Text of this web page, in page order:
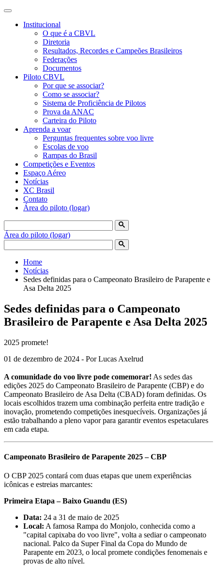
Institucional
O que é a CBVL
Diretoria
Resultados, Recordes e Campeões Brasileiros
Federações
Documentos
Piloto CBVL
Por que se associar?
Como se associar?
Sistema de Proficiência de Pilotos
Prova da ANAC
Carteira do Piloto
Aprenda a voar
Perguntas frequentes sobre voo livre
Escolas de voo
Rampas do Brasil
Competições e Eventos
Espaço Aéreo
Notícias
XC Brasil
Contato
Área do piloto (logar)
Área do piloto (logar)
Home
Notícias
Sedes definidas para o Campeonato Brasileiro de Parapente e
Asa Delta 2025
Sedes definidas para o Campeonato
Brasileiro de Parapente e Asa Delta 2025
2025 promete!
01 de dezembro de 2024 - Por Lucas Axelrud
A comunidade do voo livre pode comemorar! As sedes das
edições 2025 do Campeonato Brasileiro de Parapente (CBP) e do
Campeonato Brasileiro de Asa Delta (CBAD) foram definidas. Os
locais escolhidos trazem uma combinação perfeita entre tradição e
inovação, prometendo competições inesquecíveis. Organizações já
estão trabalhando a pleno vapor para garantir eventos espetaculares
em cada etapa.
Campeonato Brasileiro de Parapente 2025 – CBP
O CBP 2025 contará com duas etapas que unem experiências
icônicas e estreias marcantes:
Primeira Etapa – Baixo Guandu (ES)
Data: 24 a 31 de maio de 2025
Local: A famosa Rampa do Monjolo, conhecida como a
"capital capixaba do voo livre", volta a sediar o campeonato
nacional. Palco da Super Final da Copa do Mundo de
Parapente em 2023, o local promete condições fenomenais e
provas de alto nível.